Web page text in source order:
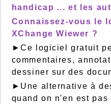
handicap ... et les
Connaissez-vous le
XChange Wiewer ?
►Ce logiciel gratuit
commentaires,
dessiner sur des
►Une alternative à
quand on n'en est